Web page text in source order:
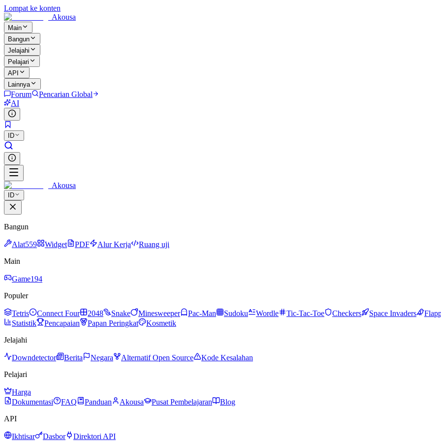
Lompat ke konten
Akousa
Main
Bangun
Jelajahi
Pelajari
API
Lainnya
Forum
Pencarian Global
AI
ID
Akousa
ID
Bangun
Alat559 Widget PDF Alur Kerja
Ruang uji
Main
Game194
Populer
Tetris Connect Four 2048 Snake Minesweeper Pac-Man Sudoku Wordle Tic-Tac-Toe Checkers Space Invaders
Statistik
Pencapaian Papan Peringkat
Kosmetik
Jelajahi
Downdetector Berita Negara Alternatif Open Source
Kode Kesalahan
Pelajari
Harga
Dokumentasi
FAQ Panduan Akousa Pusat Pembelajaran
Blog
API
Ikhtisar Dasbor
Direktori API